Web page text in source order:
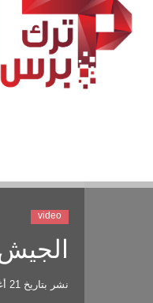
نشر بتاريخ 21 أغسطس 2020
video